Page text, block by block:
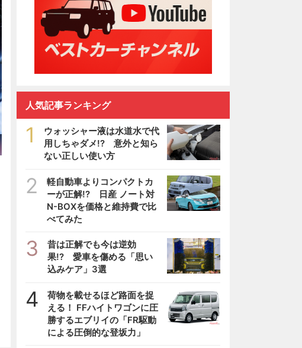
人気記事ランキング
1
ウォッシャー液は水道水で代
用しちゃダメ!? 意外と知ら
ない正しい使い方
2
軽自動車よりコンパクトカ
ーが正解!? 日産 ノート対
N-BOXを価格と維持費で比
べてみた
3
昔は正解でも今は逆効
果!? 愛車を傷める「思い
込みケア」3選
4
荷物を載せるほど路面を捉
える！ FFハイトワゴンに圧
勝するエブリイの「FR駆動
による圧倒的な登坂力」